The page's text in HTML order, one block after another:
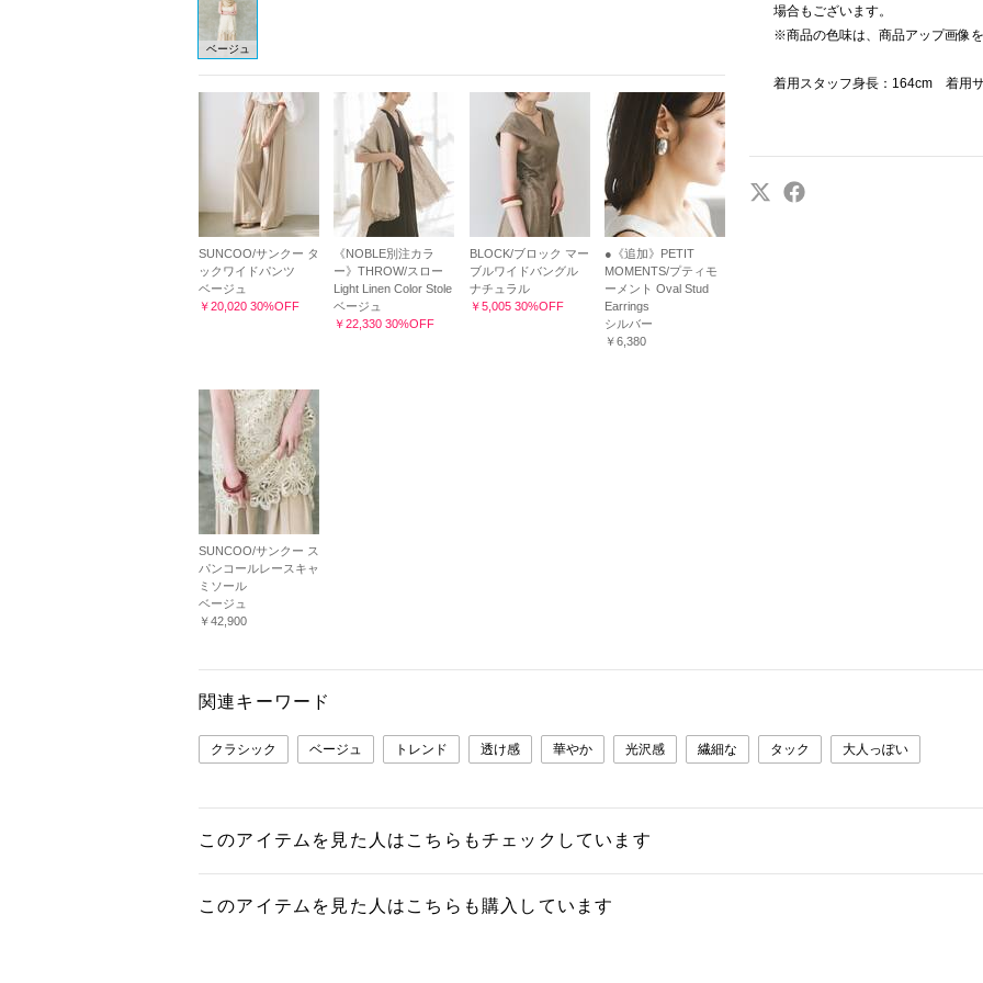
ベージュ
SUNCOO/サンクー タ
ックワイドパンツ
ベージュ
￥20,020 30%OFF
《NOBLE別注カラ
ー》THROW/スロー
Light Linen Color Stole
ベージュ
￥22,330 30%OFF
BLOCK/ブロック マー
ブルワイドバングル
ナチュラル
￥5,005 30%OFF
●《追加》PETIT
MOMENTS/プティモ
ーメント Oval Stud
Earrings
シルバー
￥6,380
SUNCOO/サンクー ス
パンコールレースキャ
ミソール
ベージュ
￥42,900
場合もございます。
※商品の色味は、商品アップ画像を
着用スタッフ身長：164cm 着用
関連キーワード
クラシック ベージュ トレンド 透け感 華やか 光沢感 繊細な タック 大人っぽい
このアイテムを見た人はこちらもチェックしています
このアイテムを見た人はこちらも購入しています